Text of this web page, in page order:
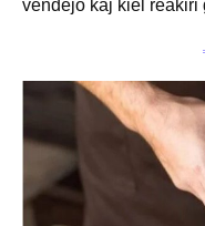
vendejo kaj kiel reakiri